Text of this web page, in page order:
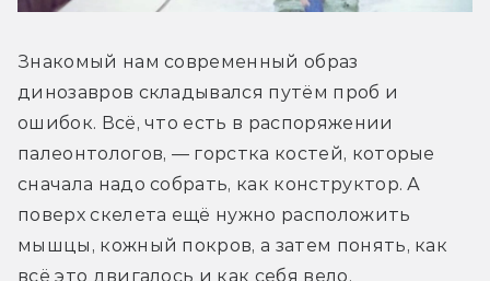
Знакомый нам современный образ
динозавров складывался путём проб и
ошибок. Всё, что есть в распоряжении
палеонтологов, — горстка костей, которые
сначала надо собрать, как конструктор. А
поверх скелета ещё нужно расположить
мышцы, кожный покров, а затем понять, как
всё это двигалось и как себя вело.